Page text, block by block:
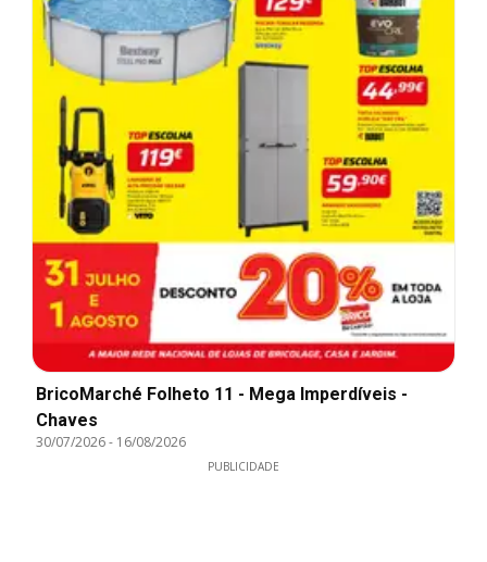
BricoMarché Folheto 11 - Mega Imperdíveis -
Chaves
30/07/2026- 16/08/2026
PUBLICIDADE